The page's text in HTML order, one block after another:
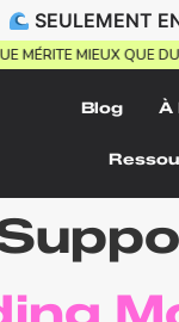
SEULEMENT
MÉRITE MIEUX
Blog À